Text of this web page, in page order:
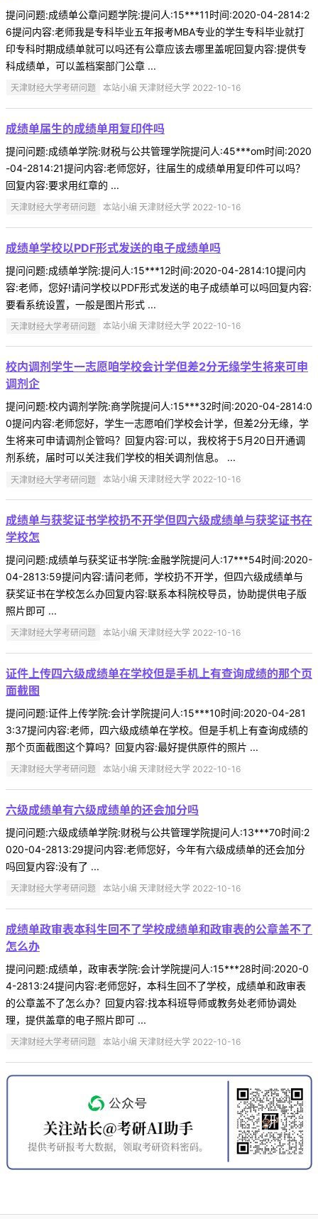
提问问题:成绩单公章问题学院:提问人:15***11时间:2020-04-2814:2
6提问内容:老师我是专科毕业五年报考MBA专业的学生专科毕业就打
印专科时期成绩单就可以吗还有公章应该去哪里盖呢回复内容:提供专
科成绩单，可以盖档案部门公章 ...
天津财经大学考研问题 本站小编 天津财经大学 2022-10-16
成绩单届生的成绩单用复印件吗
提问问题:成绩单学院:财税与公共管理学院提问人:45***om时间:2020
-04-2814:21提问内容:老师您好，往届生的成绩单用复印件可以吗？
回复内容:要求用红章的 ...
天津财经大学考研问题 本站小编 天津财经大学 2022-10-16
成绩单学校以PDF形式发送的电子成绩单吗
提问问题:成绩单学院:提问人:15***12时间:2020-04-2814:10提问内
容:老师，您好!请问学校以PDF形式发送的电子成绩单可以吗回复内容:
要看系统设置，一般是图片形式 ...
天津财经大学考研问题 本站小编 天津财经大学 2022-10-16
校内调剂学生一志愿咱学校会计学但差2分无缘学生将来可申
调剂企
提问问题:校内调剂学院:商学院提问人:15***32时间:2020-04-2814:0
0提问内容:老师您好，学生一志愿咱们学校会计学，但差2分无缘，学
生将来可申请调剂企管吗？回复内容:可以，我校将于5月20日开通调
剂系统，届时可以关注我们学校的相关调剂信息。 ...
天津财经大学考研问题 本站小编 天津财经大学 2022-10-16
成绩单与获奖证书学校扔不开学但四六级成绩单与获奖证书在
学校怎
提问问题:成绩单与获奖证书学院:金融学院提问人:17***54时间:2020-
04-2813:59提问内容:请问老师，学校扔不开学，但四六级成绩单与
获奖证书在学校怎么办回复内容:联系本科院校导员，协助提供电子版
照片即可 ...
天津财经大学考研问题 本站小编 天津财经大学 2022-10-16
证件上传四六级成绩单在学校但是手机上有查询成绩的那个页
面截图
提问问题:证件上传学院:会计学院提问人:15***10时间:2020-04-281
3:37提问内容:老师，四六级成绩单在学校。但是手机上有查询成绩的
那个页面截图这个算吗？回复内容:最好提供原件的照片 ...
天津财经大学考研问题 本站小编 天津财经大学 2022-10-16
六级成绩单有六级成绩单的还会加分吗
提问问题:六级成绩单学院:财税与公共管理学院提问人:13***70时间:2
020-04-2813:29提问内容:老师您好，今年有六级成绩单的还会加分
吗回复内容:没有了 ...
天津财经大学考研问题 本站小编 天津财经大学 2022-10-16
成绩单政审表本科生回不了学校成绩单和政审表的公章盖不了
怎么办
提问问题:成绩单，政审表学院:会计学院提问人:15***28时间:2020-0
4-2813:24提问内容:老师您好，本科生回不了学校，成绩单和政审表
的公章盖不了怎么办？回复内容:找本科班导师或教务处老师协调处
理，提供盖章的电子照片即可 ...
天津财经大学考研问题 本站小编 天津财经大学 2022-10-16